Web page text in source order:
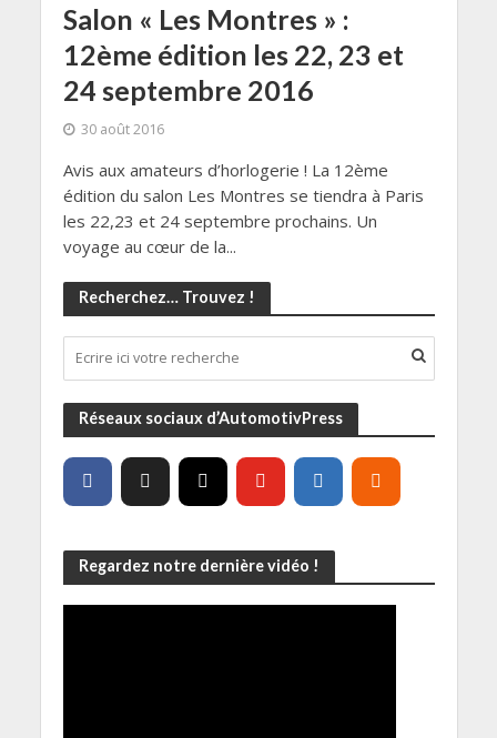
Salon « Les Montres » :
12ème édition les 22, 23 et
24 septembre 2016
30 août 2016
Avis aux amateurs d’horlogerie ! La 12ème
édition du salon Les Montres se tiendra à Paris
les 22,23 et 24 septembre prochains. Un
voyage au cœur de la...
Recherchez… Trouvez !
Réseaux sociaux d’AutomotivPress
Regardez notre dernière vidéo !